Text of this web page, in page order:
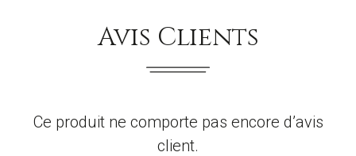
Avis Clients
Ce produit ne comporte pas encore d’avis
client.